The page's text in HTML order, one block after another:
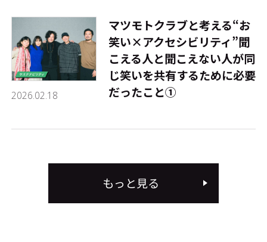
2026.02.18
マツモトクラブと考える“お
笑い×アクセシビリティ”――聞
こえる人と聞こえない人が同
じ笑いを共有するために必要
だったこと①
もっと見る